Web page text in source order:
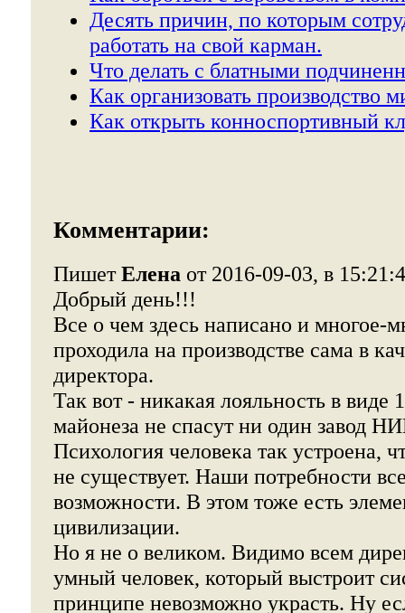
Десять причин, по которым
работать на свой карман.
Что делать с блатными
Как организовать производство
Как открыть конноспортивный
Комментарии:
ПишетЕлена от 2016-09-03, в
Добрый день!!!
Все о чем здесь написано и многое-
проходила на производстве сама в
директора.
Так вот - никакая лояльность в виде
майонеза не спасут ни один завод
Психология человека так устроена,
не существует. Наши потребности
возможности. В этом тоже есть
цивилизации.
Но я не о великом. Видимо всем
умный человек, который выстроит
принципе невозможно украсть. Ну